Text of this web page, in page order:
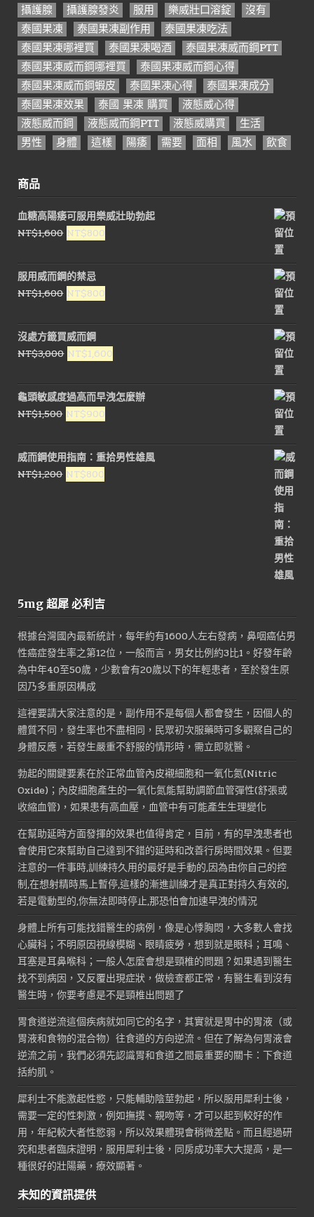
攝護腺
攝護腺發炎 服用 樂威壯口溶錠
沒有
泰國果凍
泰國果凍副作用
泰國果凍吃法
泰國果凍哪裡買
泰國果凍喝酒
泰國果凍威而鋼PTT
泰國果凍威而鋼哪裡買
泰國果凍威而鋼心得
泰國果凍威而鋼蝦皮
泰國果凍心得
泰國果凍成分
泰國果凍效果
泰國 果凍 購買
液態威心得
液態威而鋼
液態威而鋼PTT 液態威購買
生活
男性
身體 這樣 陽痿 需要 面相 風水 飲食
商品
血糖高陽痿可服用樂威壯助勃起
NT$1,600 原
價
格：
NT$1,600。
NT$800
價
格：
NT$800。
服用威而鋼的禁忌
NT$1,600 原
價
格：
NT$1,600。
NT$800
價
格：
NT$800。
沒處方籤買威而鋼
NT$3,000 原
價
格：
NT$3,000。
NT$1,600
價
格：
龜頭敏感度過高而早洩怎麼辦
NT$1,500 原
價
格：
NT$1,500。
NT$900
價
格：
威而鋼使用指南：重拾男性雄風
NT$1,200 原
NT$800
5mg 超犀 必利吉
根據台灣國內最新統計，每年約有1600人左右發病，鼻咽癌佔男
性癌症發生率之第12位，一般而言，男女比例約3比1。好發年齡
為中年40至50歲，少數會有20歲以下的年輕患者，至於發生原
因乃多重原因構成
這裡要請大家注意的是，副作用不是每個人都會發生，因個人的
體質不同，發生率也不盡相同，民眾初次服藥時可多觀察自己的
身體反應，若發生嚴重不舒服的情形時，需立即就醫。
勃起的關鍵要素在於正常血管內皮襯細胞和一氧化氮(Nitric
Oxide)；內皮細胞產生的一氧化氮能幫助調節血管彈性(舒張或
收縮血管)，如果患有高血壓，血管中有可能產生生理變化
在幫助延時方面發揮的效果也值得肯定，目前，有的早洩患者也
會使用它來幫助自己達到不錯的延時和改善行房時間效果。但要
注意的一件事時,訓練持久用的最好是手動的,因為由你自己的控
制,在想射精時馬上暫停,這樣的漸進訓練才是真正對持久有效的,
若是電動型的,你無法即時停止,那恐怕會加速早洩的情況
身體上所有可能找錯醫生的病例，像是心悸胸悶，大多數人會找
心臟科；不明原因視線模糊、眼睛疲勞，想到就是眼科；耳鳴、
耳塞是耳鼻喉科；一般人怎麼會想是頸椎的問題？如果遇到醫生
找不到病因，又反覆出現症狀，做檢查都正常，有醫生看到沒有
醫生時，你要考慮是不是頸椎出問題了
胃食道逆流這個疾病就如同它的名字，其實就是胃中的胃液（或
胃液和食物的混合物）往食道的方向逆流。但在了解為何胃液會
逆流之前，我們必須先認識胃和食道之間最重要的關卡：下食道
括約肌。
犀利士不能激起性慾，只能輔助陰莖勃起，所以服用犀利士後，
需要一定的性刺激，例如撫摸、親吻等，才可以起到較好的作
用，年紀較大者性慾弱，所以效果體現會稍微差點。而且經過研
究和患者臨床證明，服用犀利士後，同房成功率大大提高，是一
種很好的壯陽藥，療效顯著。
未知的資訊提供